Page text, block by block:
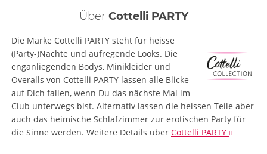
Über Cottelli PARTY
Die Marke Cottelli PARTY steht für heisse
(Party-)Nächte und aufregende Looks. Die
enganliegenden Bodys, Minikleider und
Overalls von Cottelli PARTY lassen alle Blicke
auf Dich fallen, wenn Du das nächste Mal im
Club unterwegs bist. Alternativ lassen die heissen Teile aber
auch das heimische Schlafzimmer zur erotischen Party für
die Sinne werden. Weitere Details über Cottelli PARTY